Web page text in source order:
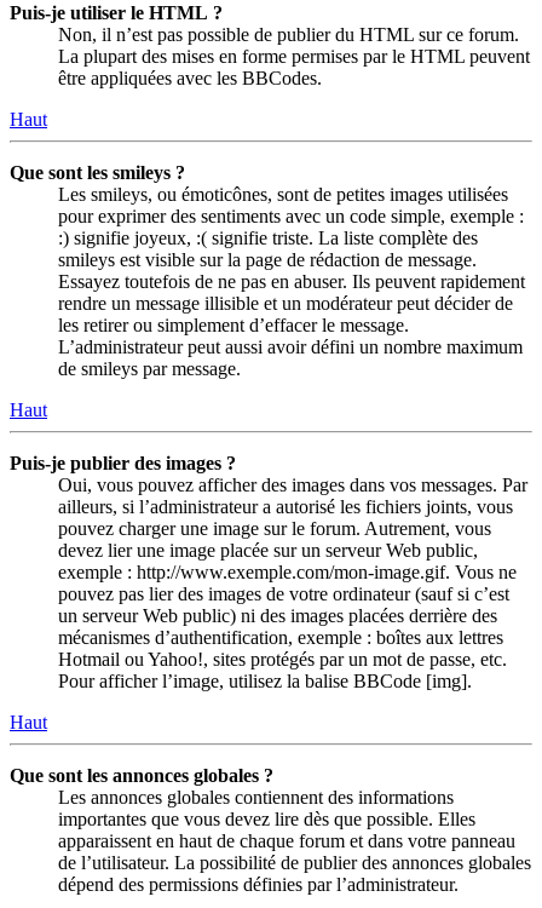
Puis-je utiliser le HTML ?
Non, il n’est pas possible de publier du HTML sur ce forum.
La plupart des mises en forme permises par le HTML peuvent
être appliquées avec les BBCodes.
Haut
Que sont les smileys ?
Les smileys, ou émoticônes, sont de petites images utilisées
pour exprimer des sentiments avec un code simple, exemple :
:) signifie joyeux, :( signifie triste. La liste complète des
smileys est visible sur la page de rédaction de message.
Essayez toutefois de ne pas en abuser. Ils peuvent rapidement
rendre un message illisible et un modérateur peut décider de
les retirer ou simplement d’effacer le message.
L’administrateur peut aussi avoir défini un nombre maximum
de smileys par message.
Haut
Puis-je publier des images ?
Oui, vous pouvez afficher des images dans vos messages. Par
ailleurs, si l’administrateur a autorisé les fichiers joints, vous
pouvez charger une image sur le forum. Autrement, vous
devez lier une image placée sur un serveur Web public,
exemple : http://www.exemple.com/mon-image.gif. Vous ne
pouvez pas lier des images de votre ordinateur (sauf si c’est
un serveur Web public) ni des images placées derrière des
mécanismes d’authentification, exemple : boîtes aux lettres
Hotmail ou Yahoo!, sites protégés par un mot de passe, etc.
Pour afficher l’image, utilisez la balise BBCode [img].
Haut
Que sont les annonces globales ?
Les annonces globales contiennent des informations
importantes que vous devez lire dès que possible. Elles
apparaissent en haut de chaque forum et dans votre panneau
de l’utilisateur. La possibilité de publier des annonces globales
dépend des permissions définies par l’administrateur.